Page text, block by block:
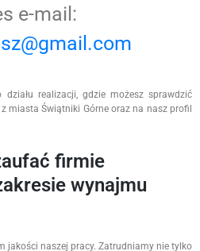
e-mail:
realizacji, gdzie możesz sprawdzić
miasta Świątniki Górne oraz na nasz profil
firmie
wynajmu
jakości naszej pracy. Zatrudniamy nie tylko